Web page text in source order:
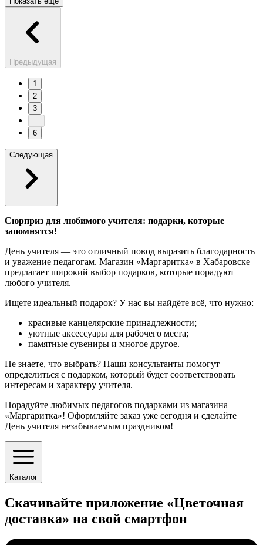
Предыдущая
1
2
3
...
6
Следующая
Сюрприз для любимого учителя: подарки, которые
запомнятся!
День учителя — это отличный повод выразить благодарность
и уважение педагогам. Магазин «Маргаритка» в Хабаровске
предлагает широкий выбор подарков, которые порадуют
любого учителя.
Ищете идеальный подарок? У нас вы найдёте всё, что нужно:
красивые канцелярские принадлежности;
уютные аксессуары для рабочего места;
памятные сувениры и многое другое.
Не знаете, что выбрать? Наши консультанты помогут
определиться с подарком, который будет соответствовать
интересам и характеру учителя.
Порадуйте любимых педагогов подарками из магазина
«Маргаритка»! Оформляйте заказ уже сегодня и сделайте
День учителя незабываемым праздником!
Каталог
Скачивайте приложение «Цветочная
доставка» на свой смартфон